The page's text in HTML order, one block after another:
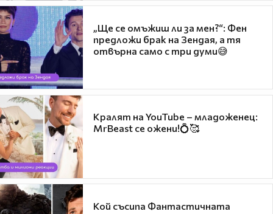
„Ще се омъжиш ли за мен?“: Фен
предложи брак на Зендая, а тя
отвърна само с три думи😅
Кралят на YouTube – младоженец:
MrBeast се ожени!💍🥰
Кой съсипа Фантастичната